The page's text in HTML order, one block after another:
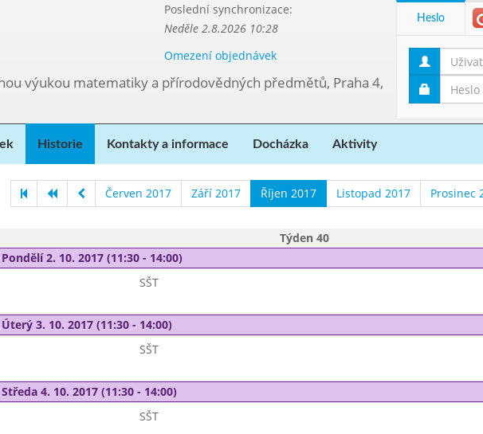
Poslední synchronizace:
Neděle 2.8.2026 10:28
Omezení objednávek
výukou matematiky a přírodovědných předmětů, Praha 4,
Heslo
Historie Kontakty a informace Docházka Aktivity
Červen 2017 Září 2017 Říjen 2017 Listopad 2017 Prosinec
Týden 40
Pondělí 2. 10. 2017 (11:30 - 14:00)
SŠT
Úterý 3. 10. 2017 (11:30 - 14:00)
SŠT
Středa 4. 10. 2017 (11:30 - 14:00)
SŠT